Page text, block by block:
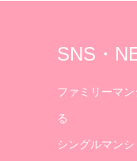
SNS・
ファミリーマ
る
シングルマン